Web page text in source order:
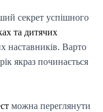
секрет успішного
та дитячих
наставників. Варто
якраз починається
можна переглянути